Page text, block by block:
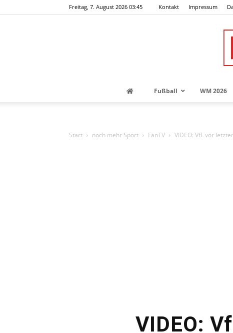
Freitag, 7. August 2026 03:45 Kontakt Impressum
Fußball WM 2026
Start noch mehr Sport FanTV VIDEO: VfL vor
VIDEO: